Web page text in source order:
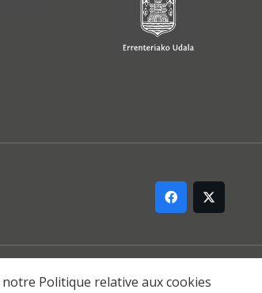
notre Politique relative aux cookies